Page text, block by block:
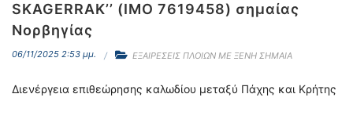
SKAGERRAK’’ (IMO 7619458) σημαίας
Νορβηγίας
06/11/2025 2:53 μμ. ΕΞΑΙΡΕΣΕΙΣ ΠΛΟΙΩΝ ΜΕ ΞΕΝΗ ΣΗΜΑΙΑ
Διενέργεια επιθεώρησης καλωδίου μεταξύ Πάχης και Κρήτης